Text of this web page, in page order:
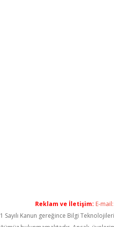
Reklam ve İletişim: E-mail:
Sayılı Kanun gereğince Bilgi